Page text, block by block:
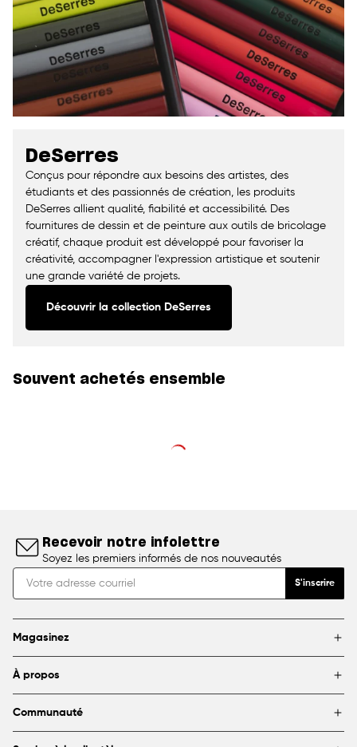
DeSerres
Conçus pour répondre aux besoins des artistes, des
étudiants et des passionnés de création, les produits
DeSerres allient qualité, fiabilité et accessibilité. Des
fournitures de dessin et de peinture aux outils de bricolage
créatif, chaque produit est développé pour favoriser la
créativité, accompagner l'expression artistique et soutenir
une grande variété de projets.
Découvrir la collection DeSerres
Souvent achetés ensemble
Recevoir notre infolettre
Soyez les premiers informés de nos nouveautés
S'inscrire
Magasinez
Marques
Blogue
À propos
Magasins
Communauté